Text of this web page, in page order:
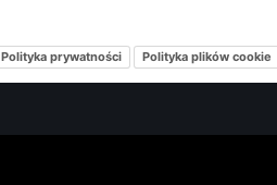
Polityka prywatności Polityka plików cookie